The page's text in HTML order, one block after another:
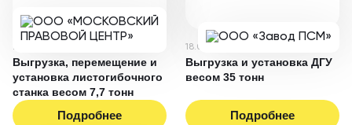
21.05.2025
Выгрузка, перемещение и
установка листогибочного
станка весом 7,7 тонн
Подробнее
18.03.2025
Выгрузка и установка ДГУ
весом 35 тонн
Подробнее